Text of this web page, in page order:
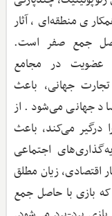
منطقه‌ای، آثار
جمع صفر است.
عضویت در مجامع
تجارت جهانی، باعث
جهانی می‌شود. از
درگیر می‌کند، باعث
اجتماعی
اقتصادی، زیان مطلق
بازی با حاصل جمع